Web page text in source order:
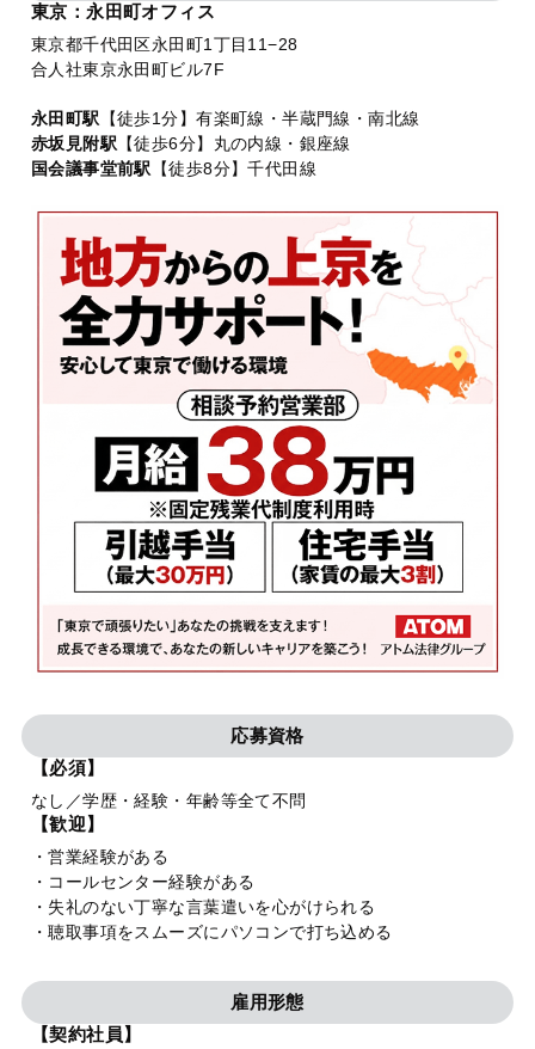
東京：永田町オフィス
東京都千代田区永田町1丁目11−28
合人社東京永田町ビル7F
永田町駅 【徒歩1分】有楽町線・半蔵門線・南北線
赤坂見附駅 【徒歩6分】丸の内線・銀座線
国会議事堂前駅
【徒歩8分】千代田線
応募資格
【必須】
なし／学歴・経験・年齢等全て不問
【歓迎】
・営業経験がある
・コールセンター経験がある
・失礼のない丁寧な言葉遣いを心がけられる
・聴取事項をスムーズにパソコンで打ち込める
雇用形態
【契約社員】